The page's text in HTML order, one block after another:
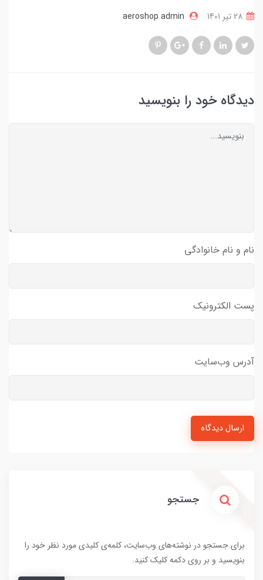
aeroshop admin
دیدگاه خود را بنویسید
نام و نام خانوادگی
پست الکترونیک
آدرس وب‌سایت
ارسال دیدگاه
جستجو
برای جستجو در نوشته‌های وب‌سایت، کلمه‌ی کلیدی مورد نظر خود را
بنویسید و بر روی دکمه کلیک کنید.